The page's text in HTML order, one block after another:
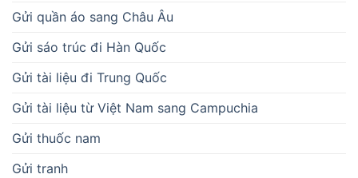
Gửi quần áo sang Châu Âu
Gửi sáo trúc đi Hàn Quốc
Gửi tài liệu đi Trung Quốc
Gửi tài liệu từ Việt Nam sang Campuchia
Gửi thuốc nam
Gửi tranh